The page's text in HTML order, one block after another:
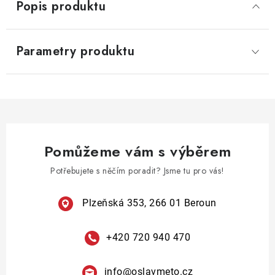
Popis produktu
Parametry produktu
Pomůžeme vám s výběrem
Potřebujete s něčím poradit? Jsme tu pro vás!
Plzeňská 353, 266 01 Beroun
+420 720 940 470
info@oslavmeto.cz